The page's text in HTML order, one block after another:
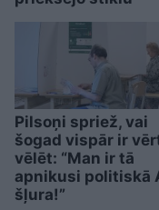
Pilsoņi spriež, vai
šogad vispār ir
vēlēt: “Man ir tā
apnikusi politiskā
šļura!”